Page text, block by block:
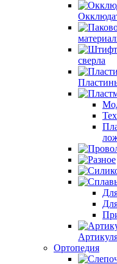
сверла
Ортопедия